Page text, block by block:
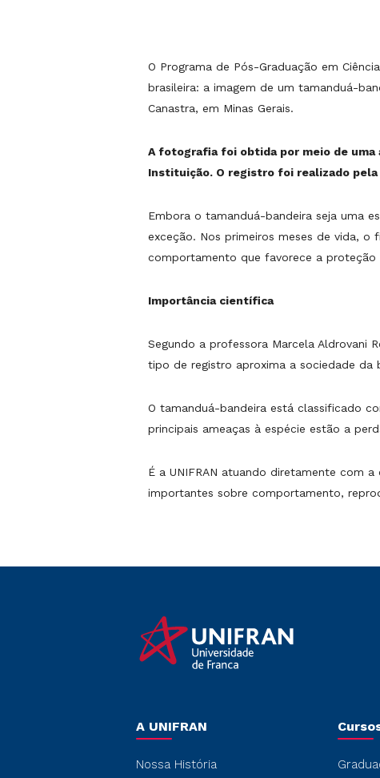
O Programa de Pós-Graduação em
brasileira: a imagem de um tamanduá-
Canastra, em Minas Gerais.
A fotografia foi obtida por meio de
Instituição. O registro foi realizado
Embora o tamanduá-bandeira seja uma
exceção. Nos primeiros meses de vida,
comportamento que favorece a
Importância científica
Segundo a professora Marcela Aldrovani
tipo de registro aproxima a sociedade da
O tamanduá-bandeira está classificado
principais ameaças à espécie estão a
É a UNIFRAN atuando diretamente com
importantes sobre comportamento,
A UNIFRAN
Nossa História